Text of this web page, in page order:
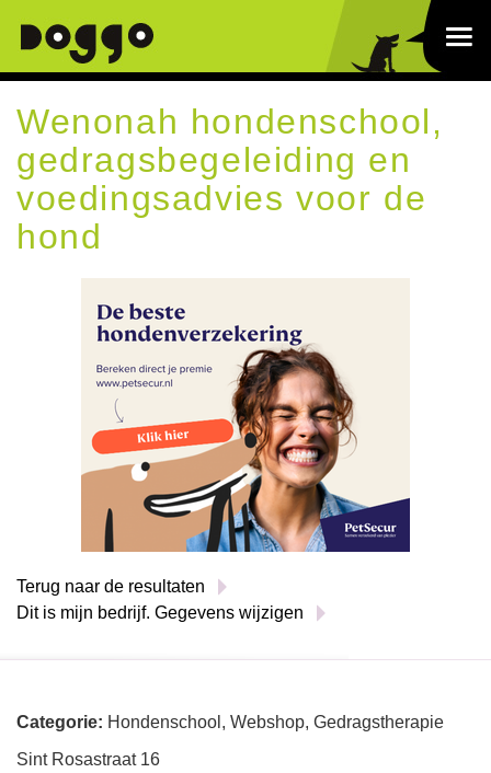
Wenonah hondenschool,
gedragsbegeleiding en
voedingsadvies voor de
hond
Terug naar de resultaten
Dit is mijn bedrijf. Gegevens wijzigen
Categorie: Hondenschool, Webshop, Gedragstherapie
Sint Rosastraat 16